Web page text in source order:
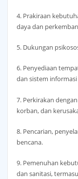
4. Prakiraan
daya dan
5. Dukungan
6. Penyediaan
dan sistem
7. Perkirakan
korban, dan
8. Pencarian,
bencana.
9. Pemenuhan
dan sanitasi,